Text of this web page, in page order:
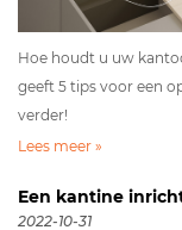
Hoe houdt u uw
geeft 5 tips voor een
verder!
Lees meer »
Een kantine
2022-10-31